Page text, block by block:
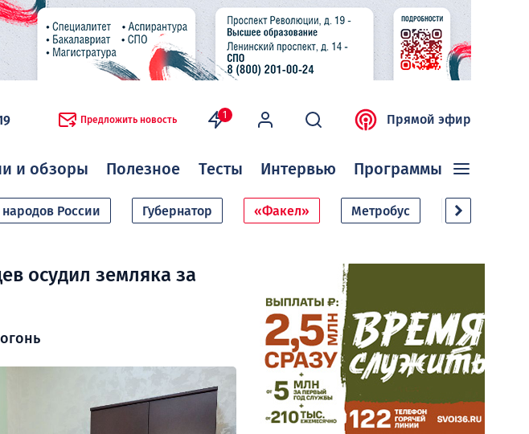
Предложить новость 1 Прямой эфир
и обзоры Полезное Тесты Интервью Программы
народов России Губернатор «Факел» Метробус Дачный
осудил земляка за